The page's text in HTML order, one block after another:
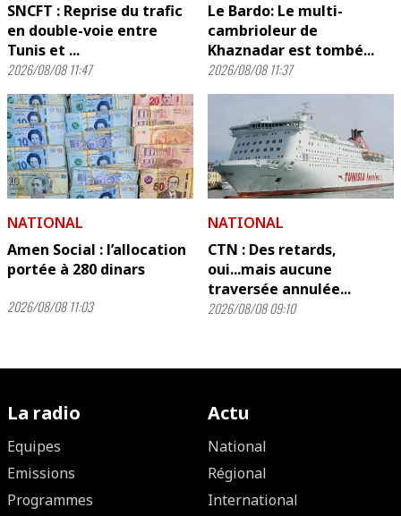
SNCFT : Reprise du trafic
en double-voie entre
Tunis et ...
2026/08/08 11:47
Le Bardo: Le multi-
cambrioleur de
Khaznadar est tombé...
2026/08/08 11:37
NATIONAL
Amen Social : l’allocation
portée à 280 dinars
2026/08/08 11:03
NATIONAL
CTN : Des retards,
oui...mais aucune
traversée annulée...
2026/08/08 09:10
La radio
Equipes
Emissions
Programmes
Actu
National
Régional
International